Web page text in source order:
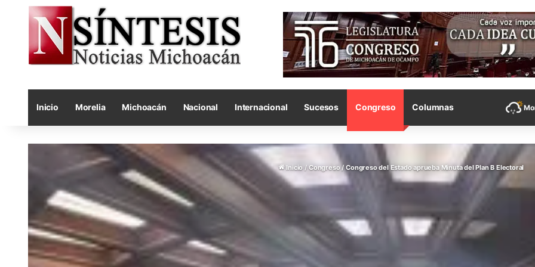
Inicio Morelia Michoacán Nacional Internacional Sucesos Congreso Columnas
Inicio / Congreso / Congreso del Estado aprueba Minuta del Plan B Electoral